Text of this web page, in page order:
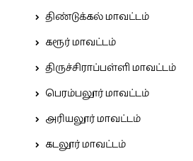
திண்டுக்கல் மாவட்டம்
கரூர் மாவட்டம்
திருச்சிராப்பள்ளி மாவட்டம்
பெரம்பலூர் மாவட்டம்
அரியலூர் மாவட்டம்
கடலூர் மாவட்டம்